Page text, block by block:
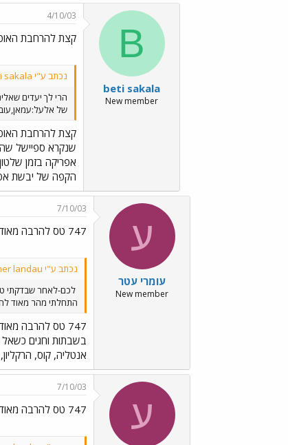
B
beti sakala
New member
4/10/03
קצת להרחבת
נכתב ע"י beti sakala:
הרי לך יעדים
של
קצת להרחבת
אפריקה בזמן
הקפה של יבשת
ע
עומרי עטר
New member
7/10/03
747 טס להרבה מאוד יעדים קצרים
נכתב ע"י omer landau:
לכם-לאחר שבדקתי
התחלתי מהר מאוד
747 טס להרבה מאוד יעדים קצרים
אנטליה, קוס, הרקליון,
ע
7/10/03
747 טס להרבה מאוד יעדים קצרים